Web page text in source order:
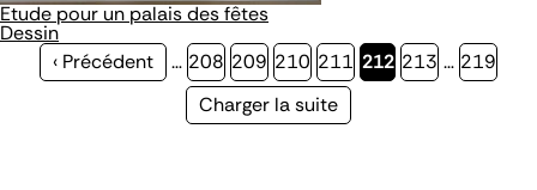
Etude pour un palais des fêtes
Dessin
Page
‹ Précédent … Page
208 Page
209 Page
210 Page
211 Page
212 Page
213 … Page
219
Page
Charger la suite